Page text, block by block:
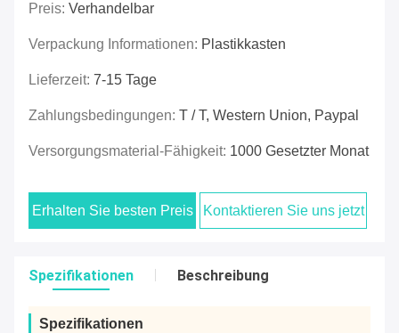
Preis: Verhandelbar
Verpackung Informationen: Plastikkasten
Lieferzeit: 7-15 Tage
Zahlungsbedingungen: T / T, Western Union, Paypal
Versorgungsmaterial-Fähigkeit: 1000 Gesetzter Monat
Erhalten Sie besten Preis Kontaktieren Sie uns jetzt
Spezifikationen Beschreibung
Spezifikationen